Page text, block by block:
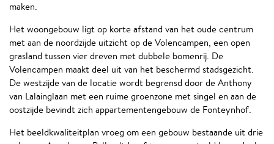
maken.
Het woongebouw ligt op korte afstand van het oude centrum
met aan de noordzijde uitzicht op de Volencampen, een open
grasland tussen vier dreven met dubbele bomenrij. De
Volencampen maakt deel uit van het beschermd stadsgezicht.
De westzijde van de locatie wordt begrensd door de Anthony
van Lalainglaan met een ruime groenzone met singel en aan de
oostzijde bevindt zich appartementengebouw de Fonteynhof.
Het beeldkwaliteitplan vroeg om een gebouw bestaande uit drie